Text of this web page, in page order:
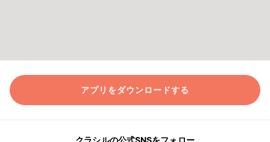
アプリをダウンロードする
クラシルの公式SNSをフォロー